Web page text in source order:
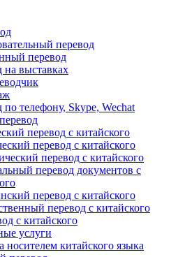
перевод
перевод
на выставках
по телефону, Skype, Wechat
перевод с китайского
перевод с китайского
перевод с китайского
перевод документов с
перевод с китайского
перевод с китайского
с китайского
услуги
носителем китайского языка